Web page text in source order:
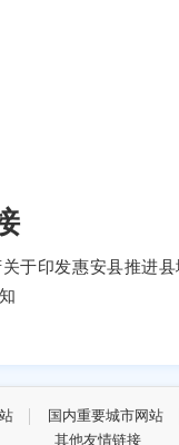
于印发惠安县推进
国内重要城市网站
其他友情链接